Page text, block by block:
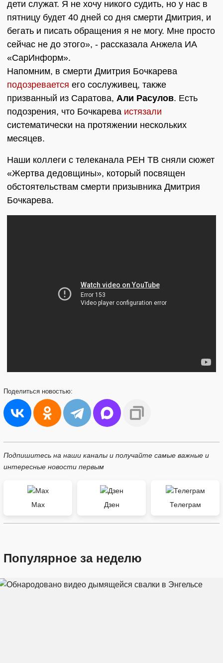
дети служат. Я не хочу никого судить, но у нас в
пятницу будет 40 дней со дня смерти Дмитрия, и
бегать и писать обращения я не могу. Мне просто
сейчас не до этого», - рассказала Анжела ИА
«СарИнформ».
Напомним, в смерти Дмитрия Бочкарева
подозревается его сослуживец, также
призванный из Саратова, Али Расулов. Есть
подозрения, что Бочкарева истязали
систематически на протяжении нескольких
месяцев.
Наши коллеги с телеканала РЕН ТВ сняли сюжет
«Жертва дедовщины», который посвящен
обстоятельствам смерти призывника Дмитрия
Бочкарева.
Поделиться новостью:
Подпишитесь на наши каналы и получайте самые важные и
интересные новости первым
Max Дзен Телеграм
Популярное за неделю